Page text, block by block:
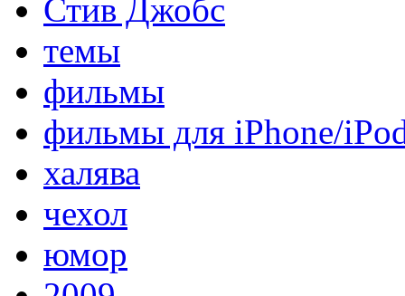
Стив Джобс
темы
фильмы
фильмы для iPhone/
халява
чехол
юмор